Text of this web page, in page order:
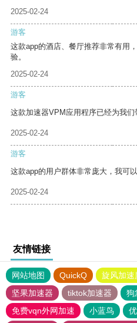
2025-02-24
游客
这款app的酒店、餐厅推荐非常有用
验。
2025-02-24
游客
这款加速器VPM应用程序已经为我们
2025-02-24
游客
这款app的用户群体非常庞大，我可
2025-02-24
友情链接
网站地图 QuickQ 旋风加速
坚果加速器
tiktok加速器
狗
免费vqn外网加速
小蓝鸟